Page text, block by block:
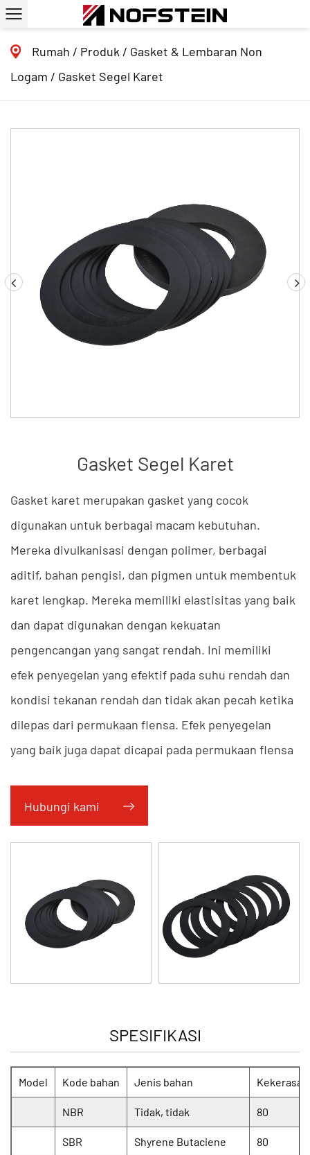
Rumah / Produk / Gasket & Lembaran Non
Logam / Gasket Segel Karet
Gasket Segel Karet
Gasket karet merupakan gasket yang cocok
digunakan untuk berbagai macam kebutuhan.
Mereka divulkanisasi dengan polimer, berbagai
aditif, bahan pengisi, dan pigmen untuk membentuk
karet lengkap. Mereka memiliki elastisitas yang baik
dan dapat digunakan dengan kekuatan
pengencangan yang sangat rendah. Ini memiliki
efek penyegelan yang efektif pada suhu rendah dan
kondisi tekanan rendah dan tidak akan pecah ketika
dilepas dari permukaan flensa. Efek penyegelan
yang baik juga dapat dicapai pada permukaan flensa
provinsi memiliki permeabilitas ekspansi yang
sangat kuat, lem ini dapat membentuk efek
Hubungi kami
SPESIFIKASI
Model Kode bahan Jenis bahan Kekerasan
NBR Tidak, tidak 80
SBR Shyrene Butaciene 80